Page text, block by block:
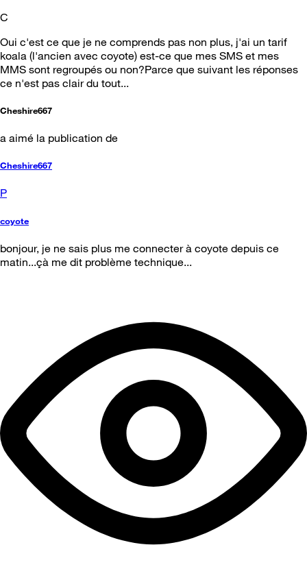
C
Oui c'est ce que je ne comprends pas non plus, j'ai un tarif
koala (l'ancien avec coyote) est-ce que mes SMS et mes
MMS sont regroupés ou non?Parce que suivant les réponses
ce n'est pas clair du tout...
Cheshire667
a aimé la publication de
Cheshire667
P
coyote
bonjour, je ne sais plus me connecter à coyote depuis ce
matin...çà me dit problème technique...